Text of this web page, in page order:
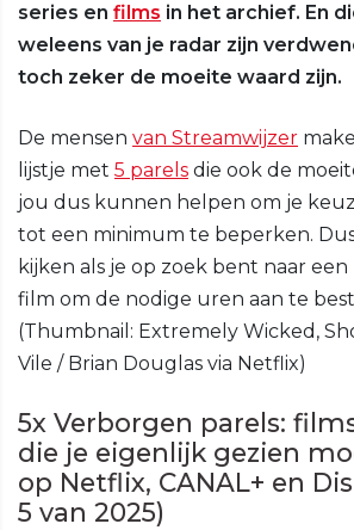
series en films in het archief. En
weleens van je radar zijn
toch zeker de moeite waard zijn.
De mensen van Streamwijzer
lijstje met 5 parels die ook de
jou dus kunnen helpen om je
tot een minimum te beperken.
kijken als je op zoek bent naar
film om de nodige uren aan te
(Thumbnail: Extremely Wicked,
Vile / Brian Douglas via Netflix)
5x Verborgen parels:
die je eigenlijk gezien
op Netflix, CANAL+ en
5 van 2025)